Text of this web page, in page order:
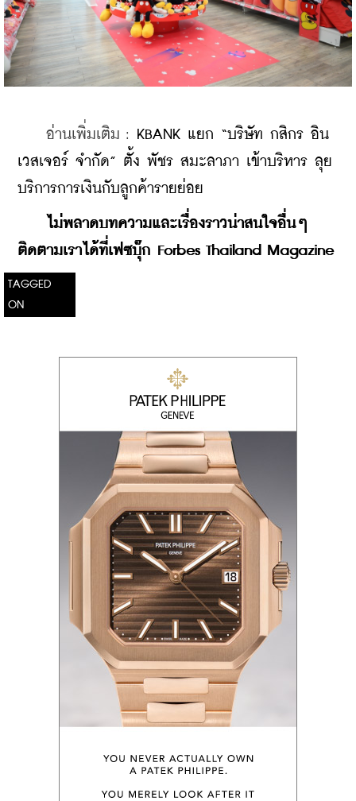
อ่านเพิ่มเติม :
KBANK แยก “บริษัท กสิกร อิน
เวสเจอร์ จำกัด” ตั้ง พัชร สมะลาภา เข้าบริหาร ลุย
บริการการเงินกับลูกค้ารายย่อย
ไม่พลาดบทความและเรื่องราวน่าสนใจอื่นๆ
ติดตามเราได้ที่เฟซบุ๊ก Forbes Thailand Magazine
TAGGED
ON